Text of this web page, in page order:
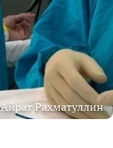
Рахматуллин